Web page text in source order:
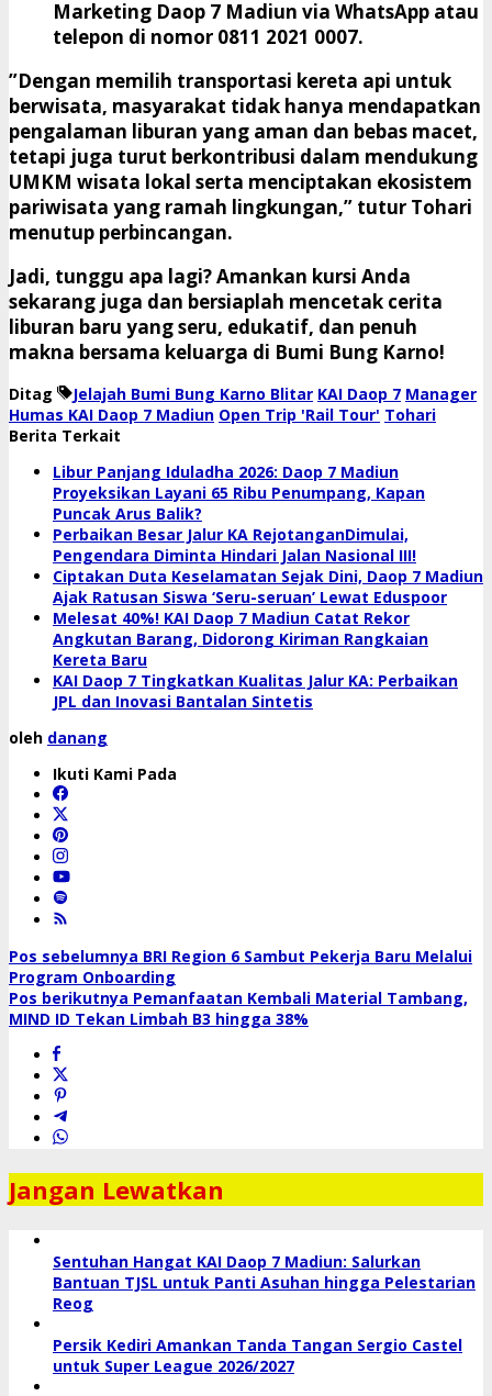
Marketing Daop 7 Madiun via WhatsApp atau
telepon di nomor 0811 2021 0007.
​”Dengan memilih transportasi kereta api untuk
berwisata, masyarakat tidak hanya mendapatkan
pengalaman liburan yang aman dan bebas macet,
tetapi juga turut berkontribusi dalam mendukung
UMKM wisata lokal serta menciptakan ekosistem
pariwisata yang ramah lingkungan,” tutur Tohari
menutup perbincangan.
​Jadi, tunggu apa lagi? Amankan kursi Anda
sekarang juga dan bersiaplah mencetak cerita
liburan baru yang seru, edukatif, dan penuh
makna bersama keluarga di Bumi Bung Karno!
Ditag Jelajah Bumi Bung Karno Blitar KAI Daop 7 ​Manager
Humas KAI Daop 7 Madiun Open Trip 'Rail Tour' Tohari
Berita Terkait
Libur Panjang Iduladha 2026: Daop 7 Madiun
Proyeksikan Layani 65 Ribu Penumpang, Kapan
Puncak Arus Balik?
Perbaikan Besar Jalur KA RejotanganDimulai,
Pengendara Diminta Hindari Jalan Nasional III!
Ciptakan Duta Keselamatan Sejak Dini, Daop 7 Madiun
Ajak Ratusan Siswa ‘Seru-seruan’ Lewat Eduspoor
Melesat 40%! KAI Daop 7 Madiun Catat Rekor
Angkutan Barang, Didorong Kiriman Rangkaian
Kereta Baru
KAI Daop 7 Tingkatkan Kualitas Jalur KA: Perbaikan
JPL dan Inovasi Bantalan Sintetis
oleh danang
Ikuti Kami Pada
Navigasi
pos
Pos sebelumnya BRI Region 6 Sambut Pekerja Baru Melalui
Program Onboarding
Pos berikutnya Pemanfaatan Kembali Material Tambang,
MIND ID Tekan Limbah B3 hingga 38%
Jangan Lewatkan
Sentuhan Hangat KAI Daop 7 Madiun: Salurkan
Bantuan TJSL untuk Panti Asuhan hingga Pelestarian
Reog
Persik Kediri Amankan Tanda Tangan Sergio Castel
untuk Super League 2026/2027